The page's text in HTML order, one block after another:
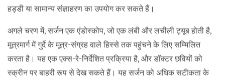
हड्डी या सामान्य संज्ञाहरण का उपयोग कर सकते हैं।
अगले चरण में, सर्जन एक एंडोस्कोप, जो एक लंबी और लचीली ट्यूब होती है,
मूत्रमार्ग में गुर्दे के मूत्र-संग्रह वाले हिस्से तक पहुंचने के लिए सम्मिलित
करता है। यह एक एक्स-रे-निर्देशित प्रक्रिया है, और डॉक्टर छवियों को
स्क्रीन पर बाहरी रूप से देख सकते हैं। यह सर्जन को अधिक सटीकता के